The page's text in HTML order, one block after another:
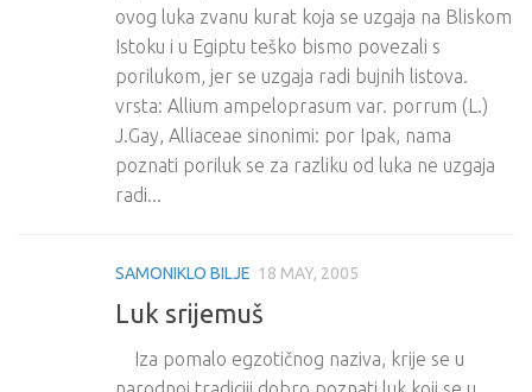
ovog luka zvanu kurat koja se uzgaja na Bliskom
Istoku i u Egiptu teško bismo povezali s
porilukom, jer se uzgaja radi bujnih listova.
vrsta: Allium ampeloprasum var. porrum (L.)
J.Gay, Alliaceae sinonimi: por Ipak, nama
poznati poriluk se za razliku od luka ne uzgaja
radi...
SAMONIKLO BILJE 18 MAY, 2005
Luk srijemuš
Iza pomalo egzotičnog naziva, krije se u